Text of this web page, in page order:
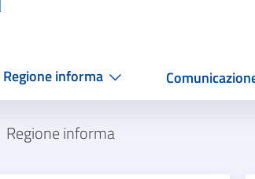
Regione informa
Regione informa